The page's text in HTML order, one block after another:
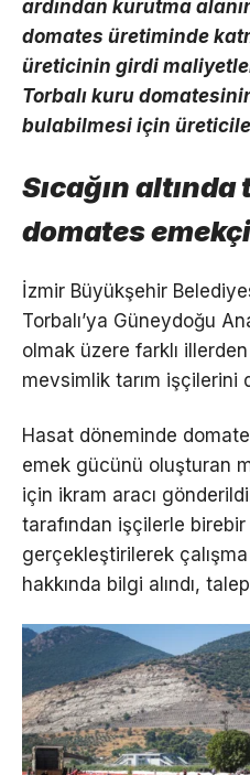
ardından kurutma
domates üretiminde
üreticinin girdi
Torbalı kuru
bulabilmesi için
Sıcağın
domates
İzmir Büyükşehir
Torbalı’ya Güneydoğu
olmak üzere farklı
mevsimlik tarım işçilerini
Hasat döneminde
emek gücünü oluşturan
için ikram aracı
tarafından işçilerle
gerçekleştirilerek
hakkında bilgi alındı,